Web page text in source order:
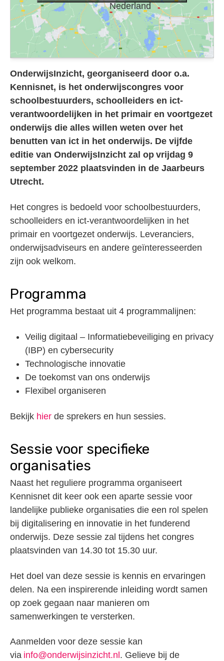
Nederland
OnderwijsInzicht, georganiseerd door o.a.
Kennisnet, is het onderwijscongres voor
schoolbestuurders, schoolleiders en ict-
verantwoordelijken in het primair en voortgezet
onderwijs die alles willen weten over het
benutten van ict in het onderwijs. De vijfde
editie van OnderwijsInzicht zal op vrijdag 9
september 2022 plaatsvinden in de Jaarbeurs
Utrecht.
Het congres is bedoeld voor schoolbestuurders,
schoolleiders en ict-verantwoordelijken in het
primair en voortgezet onderwijs. Leveranciers,
onderwijsadviseurs en andere geïnteresseerden
zijn ook welkom.
Programma
Het programma bestaat uit 4 programmalijnen:
Veilig digitaal – Informatiebeveiliging en privacy
(IBP) en cybersecurity
Technologische innovatie
De toekomst van ons onderwijs
Flexibel organiseren
Bekijk hier de sprekers en hun sessies.
Sessie voor specifieke
organisaties
Naast het reguliere programma organiseert
Kennisnet dit keer ook een aparte sessie voor
landelijke publieke organisaties die een rol spelen
bij digitalisering en innovatie in het funderend
onderwijs. Deze sessie zal tijdens het congres
plaatsvinden van 14.30 tot 15.30 uur.
Het doel van deze sessie is kennis en ervaringen
delen. Na een inspirerende inleiding wordt samen
op zoek gegaan naar manieren om
samenwerkingen te versterken.
Aanmelden voor deze sessie kan
via info@onderwijsinzicht.nl . Gelieve bij de